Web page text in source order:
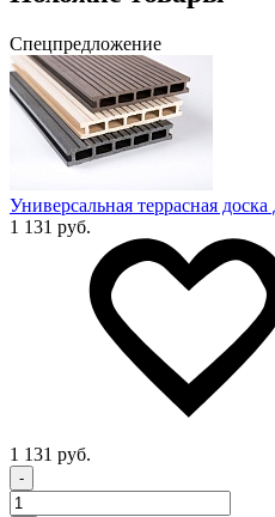
Спецпредложение
Универсальная террасная
1 131 руб.
1 131 руб.
-